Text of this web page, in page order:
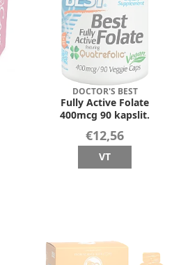
DOCTOR'S BEST
Fully Active Folate
400mcg 90 kapslit.
€12,56
VT